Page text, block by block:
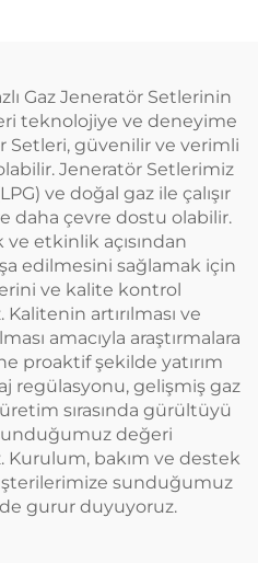
Gaz Jeneratör Setlerinin
teknolojiye ve deneyime
Setleri, güvenilir ve verimli
Jeneratör Setlerimiz
ve doğal gaz ile çalışır
daha çevre dostu olabilir.
etkinlik açısından
edilmesini sağlamak için
ve kalite kontrol
artırılması ve
amacıyla araştırmalara
proaktif şekilde yatırım
regülasyonu, gelişmiş gaz
sırasında gürültüyü
değeri
Kurulum, bakım ve destek
sunduğumuz
gurur duyuyoruz.